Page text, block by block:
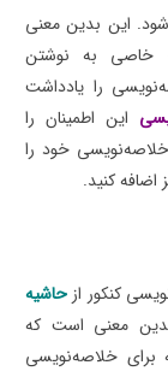
این بدین معنی
خاصی به نوشتن
را یادداشت
این اطمینان را
خود را
اضافه کنید.
کنکور از حاشیه
بدین معنی است که
برای خلاصه‌نویسی